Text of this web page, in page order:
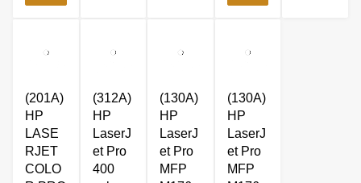
(201A)
HP
LASE
RJET
COLO
(312A)
HP
LaserJ
et Pro
400
(130A)
HP
LaserJ
et Pro
MFP
(130A)
HP
LaserJ
et Pro
MFP